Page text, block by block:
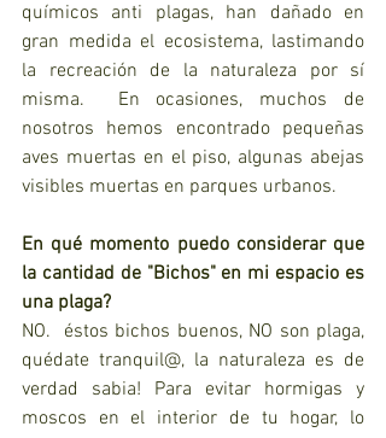
químicos anti plagas, han dañado en
gran medida el ecosistema, lastimando
la recreación de la naturaleza por sí
misma.  En ocasiones, muchos de
nosotros hemos encontrado pequeñas
aves muertas en el piso, algunas abejas
visibles muertas en parques urbanos.
En qué momento puedo considerar que
la cantidad de "Bichos" en mi espacio es
una plaga?
NO.  éstos bichos buenos, NO son plaga,
quédate tranquil@, la naturaleza es de
verdad sabia! Para evitar hormigas y
moscos en el interior de tu hogar, lo